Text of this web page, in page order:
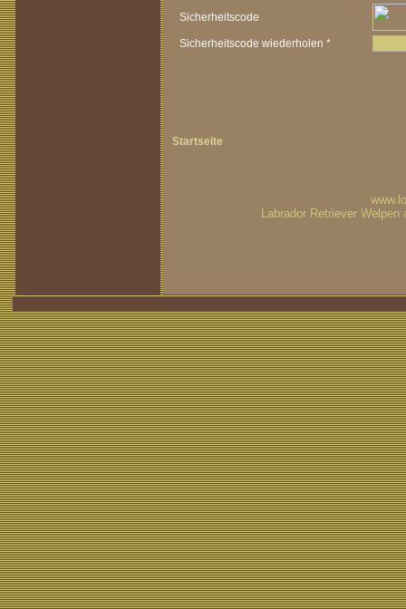
Sicherheitscode
Sicherheitscode wiederholen *
Startseite
Labrador Retriever